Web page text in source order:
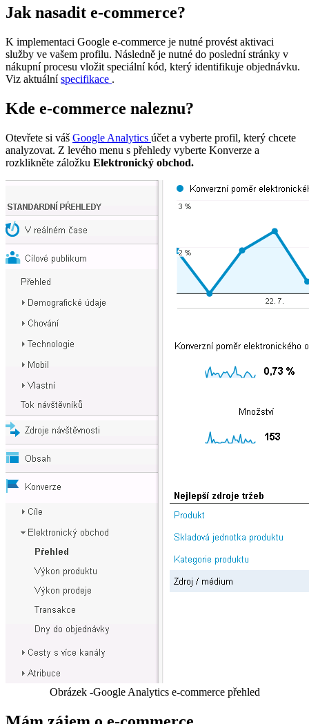
Jak nasadit e-commerce?
K implementaci Google e-commerce je nutné provést aktivaci
služby ve vašem profilu. Následně je nutné do poslední stránky v
nákupní procesu vložit speciální kód, který identifikuje objednávku.
Viz aktuálníspecifikace .
Kde e-commerce naleznu?
Otevřete si váš Google Analytics účet a vyberte profil, který chcete
analyzovat. Z levého menu s přehledy vyberte Konverze a
rozklikněte záložku Elektronický obchod.
Obrázek -Google Analytics e-commerce přehled